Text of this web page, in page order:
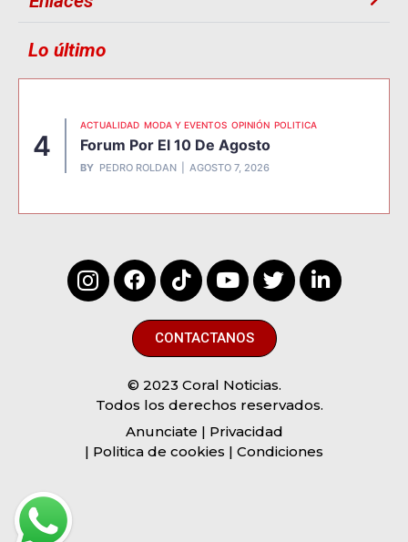
Lo último
4
ACTUALIDAD MODA Y EVENTOS OPINIÓN POLITICA
Forum Por El 10 De Agosto
BY PEDRO ROLDAN AGOSTO 7, 2026
CONTACTANOS
© 2023 Coral Noticias.
Todos los derechos reservados.
Anunciate | Privacidad
| Politica de cookies | Condiciones